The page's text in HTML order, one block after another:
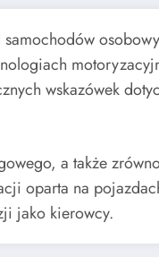
wskazówek
a także
oparta na
jako kierowcy.